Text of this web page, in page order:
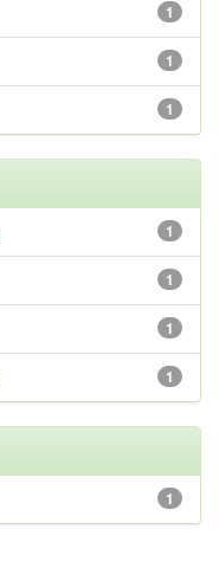
1
1
1
1
1
1
1
1